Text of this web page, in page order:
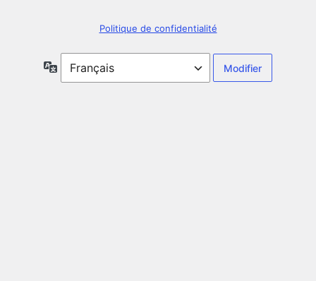
Politique de confidentialité
Langue